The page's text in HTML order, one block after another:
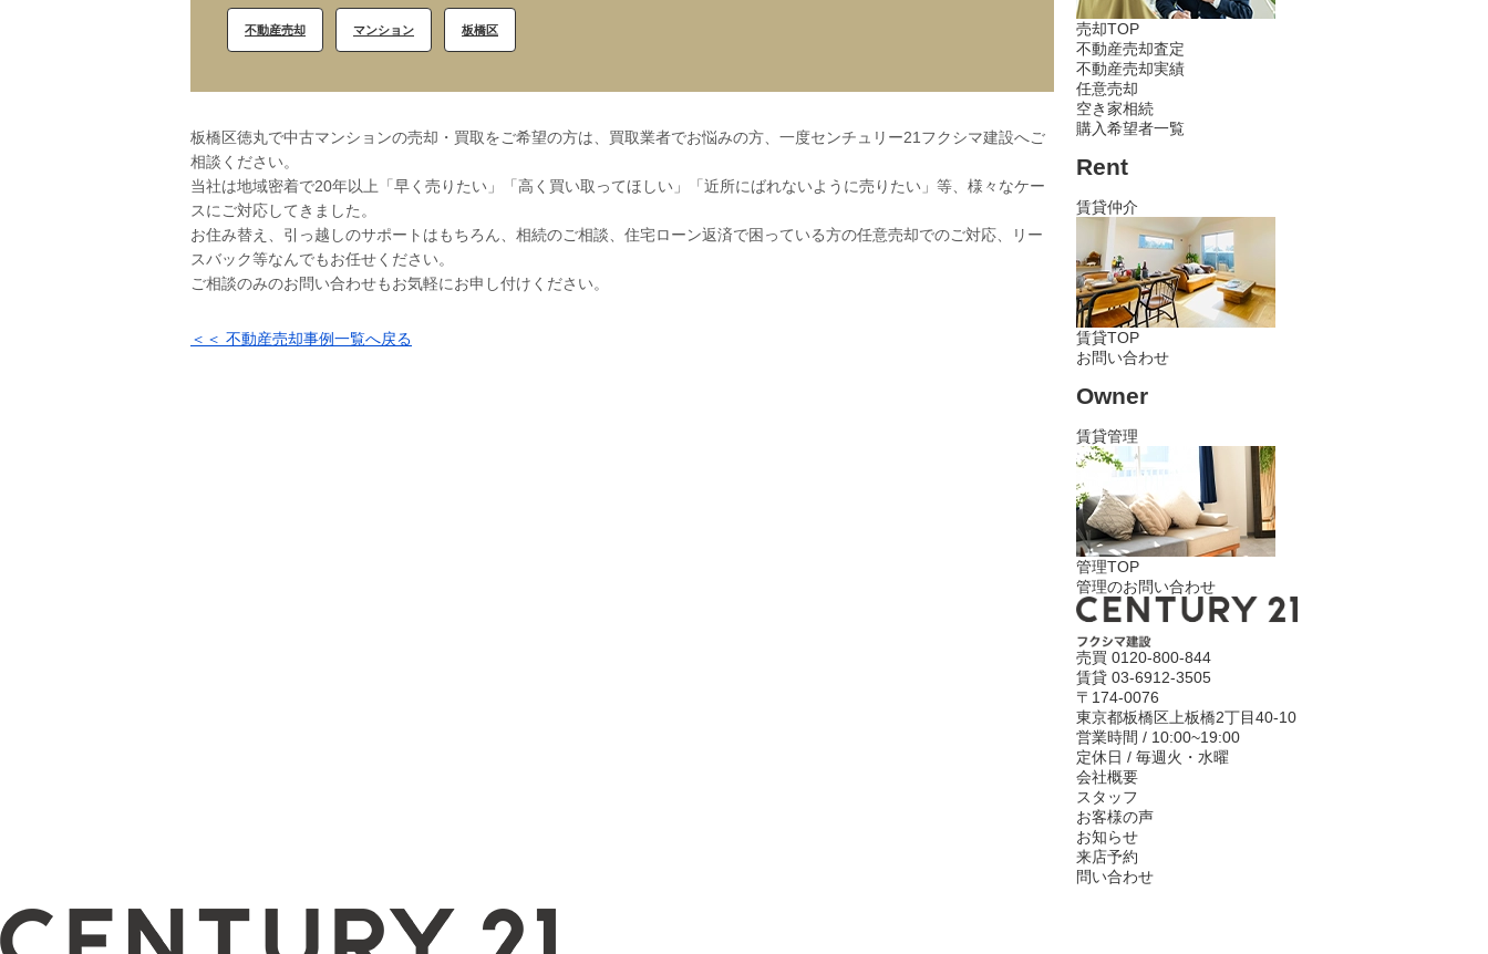
不動産売却 マンション 板橋区
板橋区徳丸で中古マンションの売却・買取をご希望の方は、買取業者でお悩みの方、一度センチュリー21フクシマ建設へご
相談ください。
当社は地域密着で20年以上「早く売りたい」「高く買い取ってほしい」「近所にばれないように売りたい」等、様々なケー
スにご対応してきました。
お住み替え、引っ越しのサポートはもちろん、相続のご相談、住宅ローン返済で困っている方の任意売却でのご対応、リー
スバック等なんでもお任せください。
ご相談のみのお問い合わせもお気軽にお申し付けください。
＜＜ 不動産売却事例一覧へ戻る
売却TOP
不動産売却査定
不動産売却実績
任意売却
空き家相続
購入希望者一覧
Rent
賃貸仲介
賃貸TOP
お問い合わせ
Owner
賃貸管理
管理TOP
管理のお問い合わせ
売買 0120-800-844
賃貸 03-6912-3505
〒174-0076
東京都板橋区上板橋2丁目40-10
営業時間 / 10:00~19:00
定休日 / 毎週火・水曜
会社概要
スタッフ
お客様の声
お知らせ
来店予約
問い合わせ